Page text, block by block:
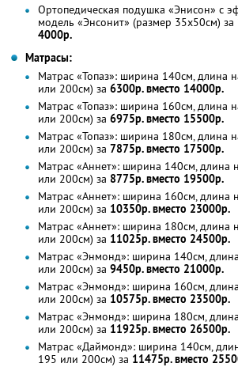
Ортопедическая подушка «Энисон» с
модель «Энсонит» (размер 35х50см) за
4000р.
Матрасы:
Матрас «Топаз»: ширина 140см, длина
или 200см) за 6300р. вместо 14000р.
Матрас «Топаз»: ширина 160см, длина
или 200см) за 6975р. вместо 15500р.
Матрас «Топаз»: ширина 180см, длина
или 200см) за 7875р. вместо 17500р.
Матрас «Аннет»: ширина 140см, длина
или 200см) за 8775р. вместо 19500р.
Матрас «Аннет»: ширина 160см, длина
или 200см) за 10350р. вместо 23000р.
Матрас «Аннет»: ширина 180см, длина
или 200см) за 11025р. вместо 24500р.
Матрас «Энмонд»: ширина 140см,
или 200см) за 9450р. вместо 21000р.
Матрас «Энмонд»: ширина 160см,
или 200см) за 10575р. вместо 23500р.
Матрас «Энмонд»: ширина 180см,
или 200см) за 11925р. вместо 26500р.
Матрас «Даймонд»: ширина 140см,
195 или 200см) за 11475р. вместо